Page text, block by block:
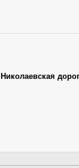
Николаевская